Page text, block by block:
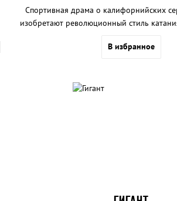
Спортивная драма о калифорнийских
изобретают революционный стиль
В избранное